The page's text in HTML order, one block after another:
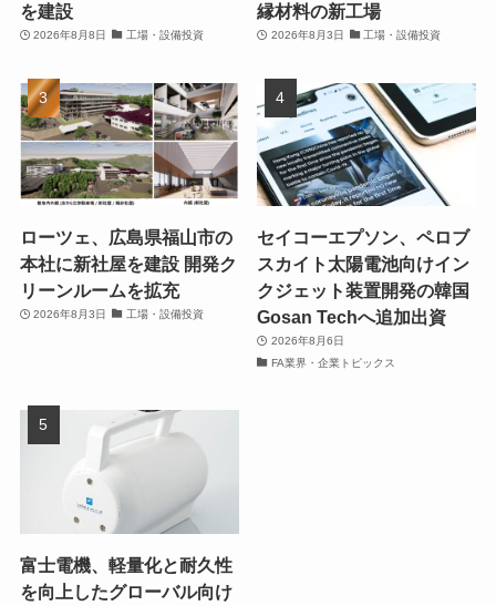
を建設
2026年8月8日 工場・設備投資
縁材料の新工場
2026年8月3日 工場・設備投資
ローツェ、広島県福山市の
本社に新社屋を建設 開発ク
リーンルームを拡充
2026年8月3日 工場・設備投資
セイコーエプソン、ペロブ
スカイト太陽電池向けイン
クジェット装置開発の韓国
Gosan Techへ追加出資
2026年8月6日
FA業界・企業トピックス
富士電機、軽量化と耐久性
を向上したグローバル向け